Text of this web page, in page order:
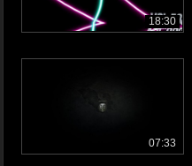
18:30
07:33